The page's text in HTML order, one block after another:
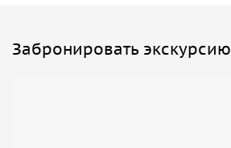
Забронировать экскурсию